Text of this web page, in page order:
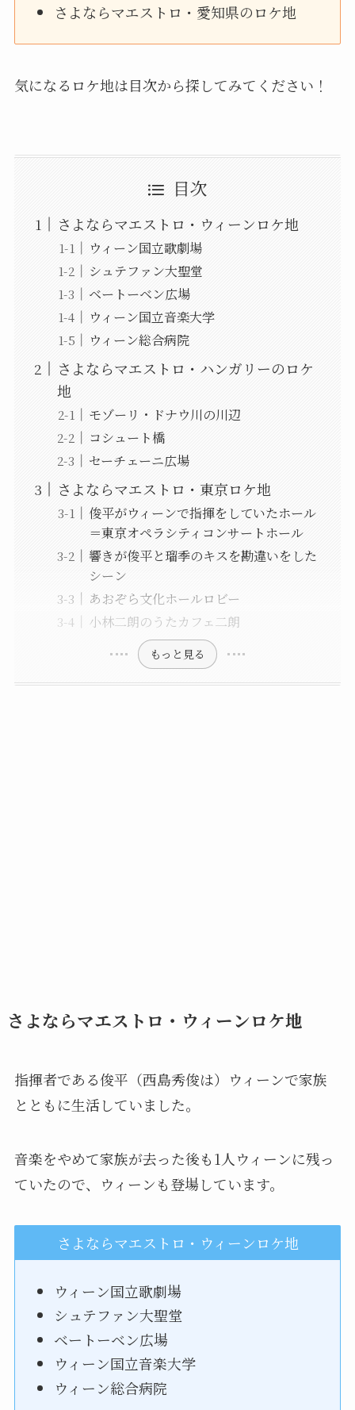
さよならマエストロ・愛知県のロケ地
気になるロケ地は目次から探してみてください！
目次
さよならマエストロ・ウィーンロケ地
ウィーン国立歌劇場
シュテファン大聖堂
ベートーベン広場
ウィーン国立音楽大学
ウィーン総合病院
さよならマエストロ・ハンガリーのロケ
地
モゾーリ・ドナウ川の川辺
コシュート橋
セーチェーニ広場
さよならマエストロ・東京ロケ地
俊平がウィーンで指揮をしていたホール
＝東京オペラシティコンサートホール
響きが俊平と瑠季のキスを勘違いをした
シーン
あおぞら文化ホールロビー
小林二朗のうたカフェ二朗
もっと見る
さよならマエストロ・ウィーンロケ地
指揮者である俊平（西島秀俊は）ウィーンで家族
とともに生活していました。
音楽をやめて家族が去った後も1人ウィーンに残っ
ていたので、ウィーンも登場しています。
さよならマエストロ・ウィーンロケ地
ウィーン国立歌劇場
シュテファン大聖堂
ベートーベン広場
ウィーン国立音楽大学
ウィーン総合病院